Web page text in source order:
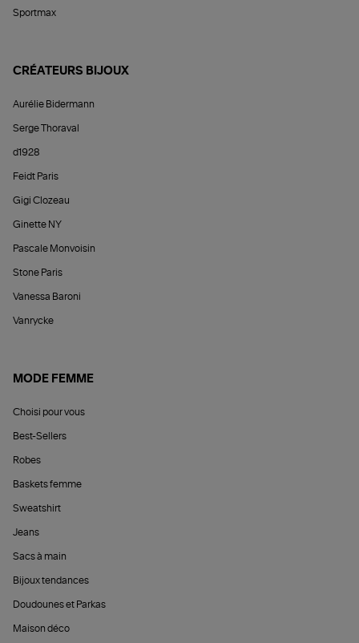
Sportmax
CRÉATEURS BIJOUX
Aurélie Bidermann
Serge Thoraval
d1928
Feidt Paris
Gigi Clozeau
Ginette NY
Pascale Monvoisin
Stone Paris
Vanessa Baroni
Vanrycke
MODE FEMME
Choisi pour vous
Best-Sellers
Robes
Baskets femme
Sweatshirt
Jeans
Sacs à main
Bijoux tendances
Doudounes et Parkas
Maison déco